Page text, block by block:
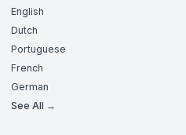
English
Dutch
Portuguese
French
German
See All →